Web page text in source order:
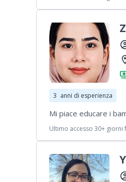
3 anni di esperienza
Mi piace educare i
Ultimo accesso 30+ giorni